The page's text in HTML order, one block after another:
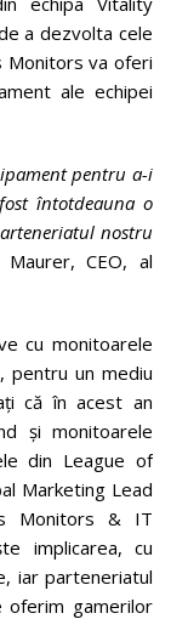
a dezvolta cele
Monitors va oferi
ale echipei
pentru a-i
întotdeauna o
nostru
Maurer, CEO, al
cu monitoarele
pentru un mediu
că în acest an
și monitoarele
din League of
Marketing Lead
Monitors & IT
implicarea, cu
iar parteneriatul
oferim gamerilor